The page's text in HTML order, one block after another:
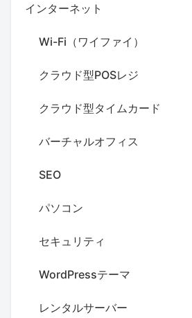
インターネット
Wi-Fi（ワイファイ）
クラウド型POSレジ
クラウド型タイムカード
バーチャルオフィス
SEO
パソコン
セキュリティ
WordPressテーマ
レンタルサーバー